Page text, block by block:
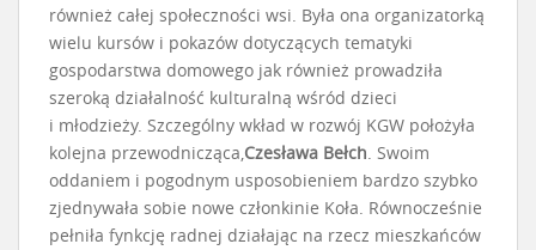
również całej społeczności wsi. Była ona organizatorką
wielu kursów i pokazów dotyczących tematyki
gospodarstwa domowego jak również prowadziła
szeroką działalność kulturalną wśród dzieci
i młodzieży. Szczególny wkład w rozwój KGW położyła
kolejna przewodnicząca, Czesława Bełch . Swoim
oddaniem i pogodnym usposobieniem bardzo szybko
zjednywała sobie nowe członkinie Koła. Równocześnie
pełniła fynkcję radnej działając na rzecz mieszkańców